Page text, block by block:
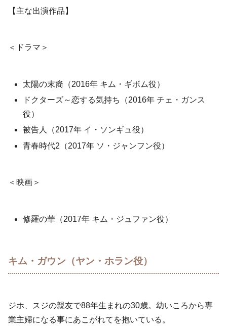
【主な出演作品】
＜ドラマ＞
太陽の末裔（2016年 キム・ギボム役）
ドクターズ～恋する気持ち（2016年 チェ・ガンス
役）
被告人（2017年 イ・ソンギュ役）
青春時代2（2017年 ソ・ジャンフン役）
＜映画＞
修羅の華（2017年 キム・ジュファン役）
キム・ガウン（ヤン・ホラン役）
ジホ、スジの親友で88年生まれの30歳。幼いころから専
業主婦になる事にあこがれてを抱いている。